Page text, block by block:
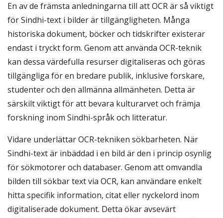
En av de främsta anledningarna till att OCR är så viktigt
för Sindhi-text i bilder är tillgängligheten. Många
historiska dokument, böcker och tidskrifter existerar
endast i tryckt form. Genom att använda OCR-teknik
kan dessa värdefulla resurser digitaliseras och göras
tillgängliga för en bredare publik, inklusive forskare,
studenter och den allmänna allmänheten. Detta är
särskilt viktigt för att bevara kulturarvet och främja
forskning inom Sindhi-språk och litteratur.
Vidare underlättar OCR-tekniken sökbarheten. När
Sindhi-text är inbäddad i en bild är den i princip osynlig
för sökmotorer och databaser. Genom att omvandla
bilden till sökbar text via OCR, kan användare enkelt
hitta specifik information, citat eller nyckelord inom
digitaliserade dokument. Detta ökar avsevärt